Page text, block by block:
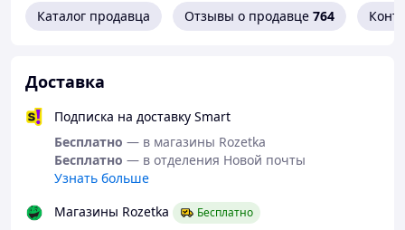
Для швидкої відповіді та зручності пишіть нам на
067 634 6808 Менеджер Валерія
Каталог продавца Отзывы о продавце 764
Доставка
Подписка на доставку Smart
Бесплатно — в магазины Rozetka
Бесплатно — в отделения Новой почты
Узнать больше
Магазины Rozetka
Бесплатно